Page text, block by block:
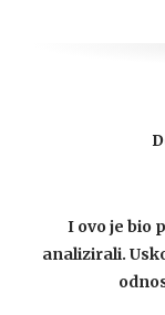
I ovo je bio
analizirali.